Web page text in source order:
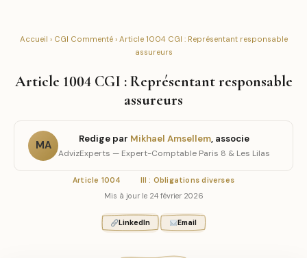
Accueil › CGI Commenté› Article 1004 CGI : Représentant responsable
assureurs
Article 1004 CGI : Représentant responsable
assureurs
MA
Redige par Mikhael Amsellem, associe
AdvizExperts — Expert-Comptable Paris 8 & Les Lilas
Article 1004 III : Obligations diverses
Mis à jour le 24 février 2026
LinkedIn Email